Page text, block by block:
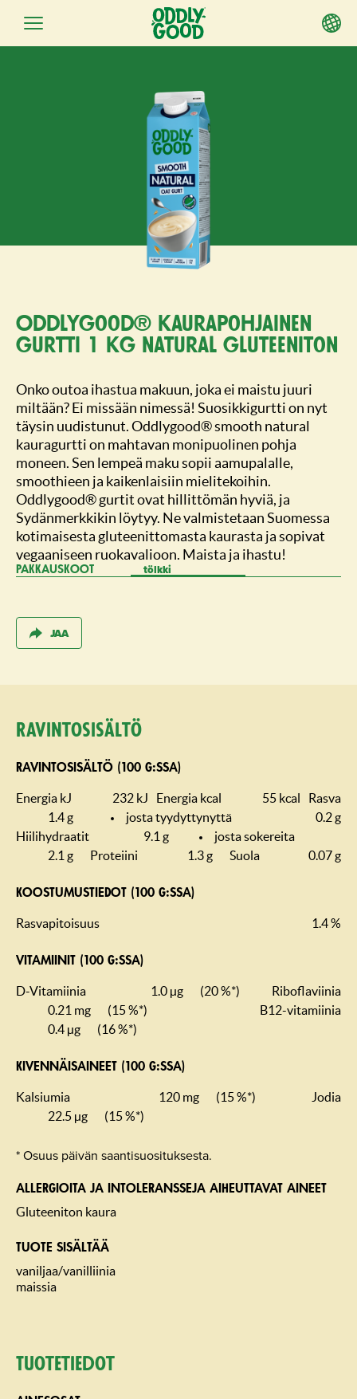
Oddlygood® kaurapohjainen
gurtti 1 kg natural gluteeniton
Onko outoa ihastua makuun, joka ei maistu juuri
miltään? Ei missään nimessä! Suosikkigurtti on nyt
täysin uudistunut. Oddlygood® smooth natural
kauragurtti on mahtavan monipuolinen pohja
moneen. Sen lempeä maku sopii aamupalalle,
smoothieen ja kaikenlaisiin mielitekoihin.
Oddlygood® gurtit ovat hillittömän hyviä, ja
Sydänmerkkikin löytyy. Ne valmistetaan Suomessa
kotimaisesta gluteenittomasta kaurasta ja sopivat
vegaaniseen ruokavalioon. Maista ja ihastu!
PAKKAUSKOOT tölkki
JAA
Ravintosisältö
RAVINTOSISÄLTÖ (100 G:SSA)
Energia kJ 232 kJ Energia kcal 55 kcal
Rasva
1.4 g
josta tyydyttynyttä
0.2 g
Hiilihydraatit
9.1 g
josta sokereita
2.1 g
Proteiini 1.3 g Suola 0.07 g
KOOSTUMUS­TIEDOT (100 G:SSA)
Rasvapitoisuus 1.4 %
VITAMIINIT (100 G:SSA)
D-Vitamiinia 1.0 µg (20 %*)
Riboflaviinia
0.21 mg
(15 %*)
B12-vitamiinia
0.4 µg
(16 %*)
KIVENNÄISAINEET (100 G:SSA)
Kalsiumia 120 mg (15 %*)
Jodia
22.5 µg
(15 %*)
* Osuus päivän saantisuosituksesta.
ALLERGIOITA JA INTOLERANSSEJA AIHEUTTAVAT AINEET
Gluteeniton kaura
TUOTE SISÄLTÄÄ
vaniljaa/vanilliinia
maissia
Tuotetiedot